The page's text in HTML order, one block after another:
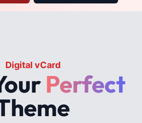
Digital vCard
Perfect